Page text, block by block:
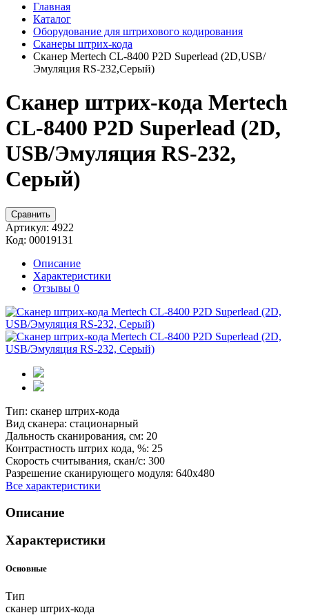
Главная
Каталог
Оборудование для штрихового кодирования
Сканеры штрих-кода
Сканер Mertech CL-8400 P2D Superlead (2D,USB/
Эмуляция RS-232,Серый)
Сканер штрих-кода Mertech
CL-8400 P2D Superlead (2D,
USB/Эмуляция RS-232,
Серый)
Сравнить
Артикул: 4922
Код: 00019131
Описание
Характеристики
Отзывы 0
Тип: сканер штрих-кода
Вид сканера: стационарный
Дальность сканирования, см: 20
Контрастность штрих кода, %: 25
Скорость считывания, скан/с: 300
Разрешение сканирующего модуля: 640х480
Все характеристики
Описание
Характеристики
Основные
Тип
сканер штрих-кода